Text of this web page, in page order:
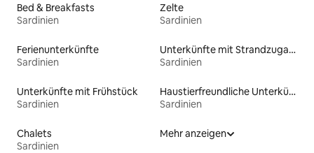
Bed & Breakfasts
Sardinien
Zelte
Sardinien
Ferienunterkünfte
Sardinien
Unterkünfte mit Strandzugang
Sardinien
Unterkünfte mit Frühstück
Sardinien
Haustierfreundliche Unterkünfte
Sardinien
Chalets
Sardinien
Mehr anzeigen